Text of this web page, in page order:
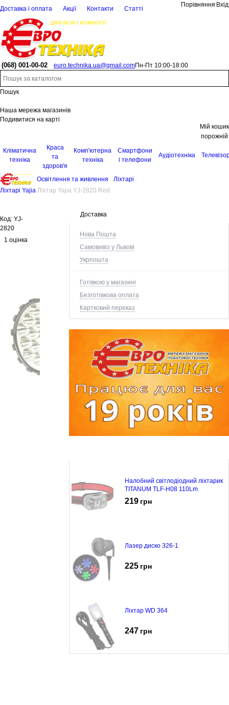
Доставка і оплата Акції Контакти Статті
Порівняння Вхід
(068) 001-00-02 euro.technika.ua@gmail.comПн-Пт 10:00-18:00
Пошук
Наша мережа магазинів
Подивитися на карті
Мій кошик
порожній
Кліматична
техніка
Краса
та
здоров'я
Комп'ютерна
техніка
Смартфони
і телефони
Аудіотехніка
Освітлення та живлення
Ліхтарі
Ліхтарі Yajia Ліхтар Yajia YJ-2820 Red
Доставка
Нова Пошта
Самовивіз у Львові
Укрпошта
Готівкою у магазині
Безготівкова оплата
Картковий переказ
Налобний світлодіодний ліхтарик
TITANUM TLF-H08 110Lm
219 грн
Лазер диско 326-1
225 грн
Ліхтар WD 364
247 грн
Код: YJ-
2820
1 оцінка